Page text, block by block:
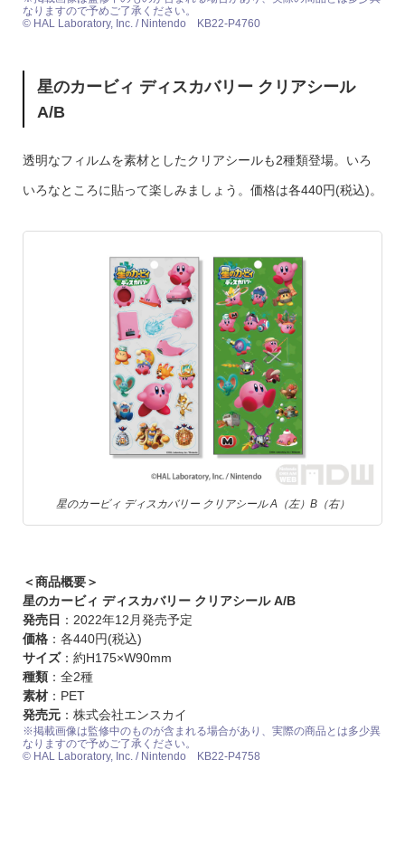
なりますので予めご了承ください。
© HAL Laboratory, Inc. / Nintendo KB22-P4760
星のカービィ ディスカバリー クリアシール
A/B
透明なフィルムを素材としたクリアシールも2種類登場。いろ
いろなところに貼って楽しみましょう。価格は各440円(税込)。
星のカービィ ディスカバリー クリアシール A（左）B（右）
＜商品概要＞
星のカービィ ディスカバリー クリアシール A/B
発売日 ：2022年12月発売予定
価格：各440円(税込)
サイズ：約H175×W90mm
種類：全2種
素材：PET
発売元：株式会社エンスカイ
※掲載画像は監修中のものが含まれる場合があり、実際の商品とは多少異
なりますので予めご了承ください。
© HAL Laboratory, Inc. / Nintendo KB22-P4758